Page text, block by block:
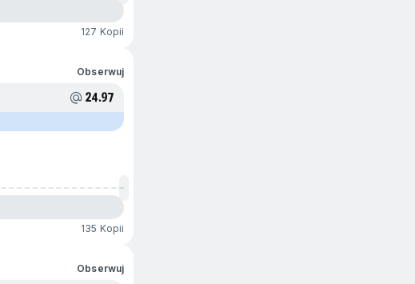
127 Kopii
Obserwuj
24.97
135 Kopii
Obserwuj